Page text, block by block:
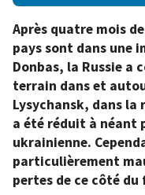
Après quatre mois
pays sont dans une
Donbas, la Russie a
terrain dans et
Lysychansk, dans la
a été réduit à néant
ukrainienne.
particulièrement
pertes de ce côté